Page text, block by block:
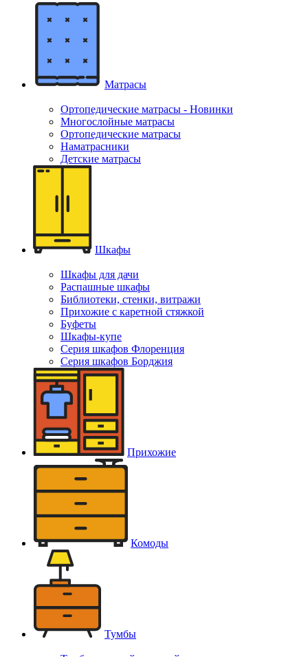
Матрасы
Ортопедические матрасы - Новинки
Многослойные матрасы
Ортопедические матрасы
Наматрасники
Детские матрасы
Шкафы
Шкафы для дачи
Распашные шкафы
Библиотеки, стенки, витражи
Прихожие с каретной стяжкой
Буфеты
Шкафы-купе
Серия шкафов Флоренция
Серия шкафов Борджия
Прихожие
Комоды
Тумбы